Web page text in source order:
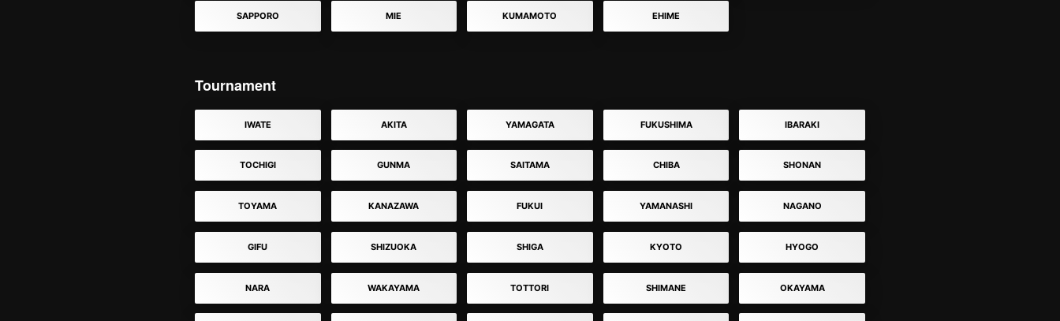
SAPPORO MIE KUMAMOTO EHIME
Tournament
IWATE AKITA YAMAGATA FUKUSHIMA IBARAKI
TOCHIGI GUNMA SAITAMA CHIBA SHONAN
TOYAMA KANAZAWA FUKUI YAMANASHI NAGANO
GIFU SHIZUOKA SHIGA KYOTO HYOGO
NARA WAKAYAMA TOTTORI SHIMANE OKAYAMA